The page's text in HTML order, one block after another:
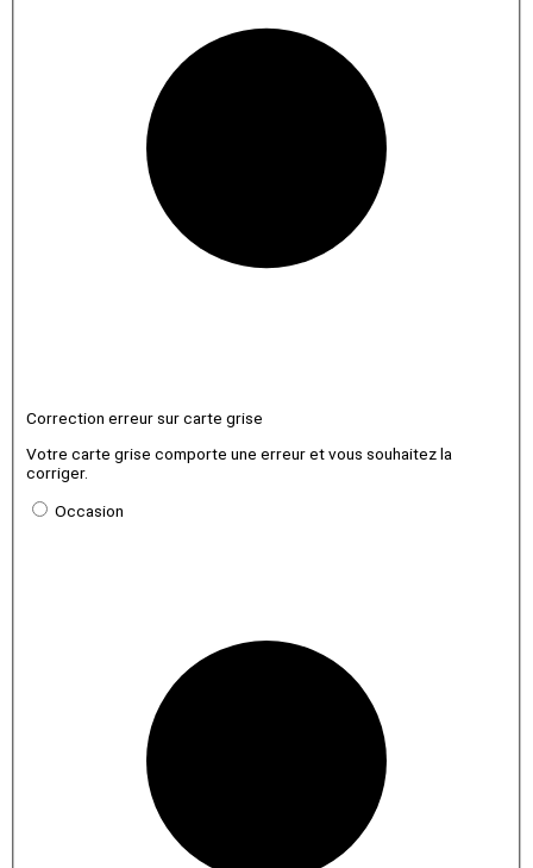
Correction erreur sur carte grise
Votre carte grise comporte une erreur et vous souhaitez la
corriger.
Occasion